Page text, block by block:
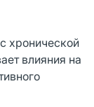
хронической
влияния на